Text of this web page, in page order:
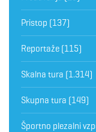
Pristop (137)
Reportaže (115)
Skalna tura (1.314)
Skupna tura (149)
Športno plezalni